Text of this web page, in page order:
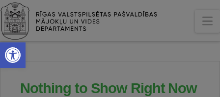
Open toolbar
Nothing to Show Right Now